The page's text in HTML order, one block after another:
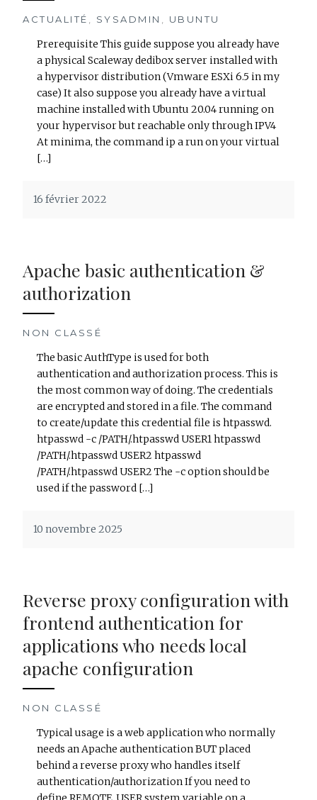
ACTUALITÉ SYSADMIN UBUNTU
Prerequisite This guide suppose you already have
a physical Scaleway dedibox server installed with
a hypervisor distribution (Vmware ESXi 6.5 in my
case) It also suppose you already have a virtual
machine installed with Ubuntu 20.04 running on
your hypervisor but reachable only through IPV4
At minima, the command ip a run on your virtual
[…]
16 février 2022
Apache basic authentication &
authorization
NON CLASSÉ
The basic AuthType is used for both
authentication and authorization process. This is
the most common way of doing. The credentials
are encrypted and stored in a file. The command
to create/update this credential file is htpasswd.
htpasswd -c /PATH/.htpasswd USER1 htpasswd
/PATH/.htpasswd USER2 htpasswd
/PATH/.htpasswd USER2 The -c option should be
used if the password […]
10 novembre 2025
Reverse proxy configuration with
frontend authentication for
applications who needs local
apache configuration
NON CLASSÉ
Typical usage is a web application who normally
needs an Apache authentication BUT placed
behind a reverse proxy who handles itself
authentication/authorization If you need to